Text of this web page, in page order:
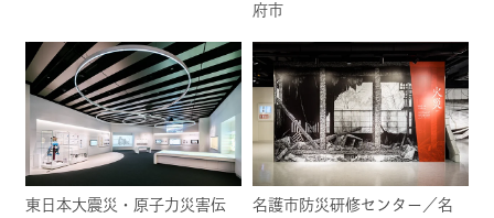
府市
東日本大震災・原子力災害伝
名護市防災研修センター／名